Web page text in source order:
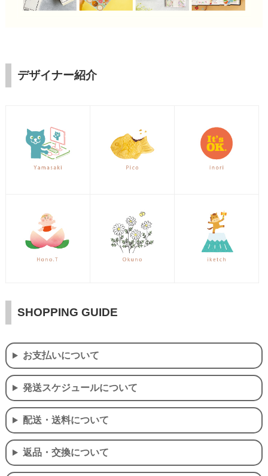
デザイナー紹介
SHOPPING GUIDE
お支払いについて
発送スケジュールについて
配送・送料について
返品・交換について